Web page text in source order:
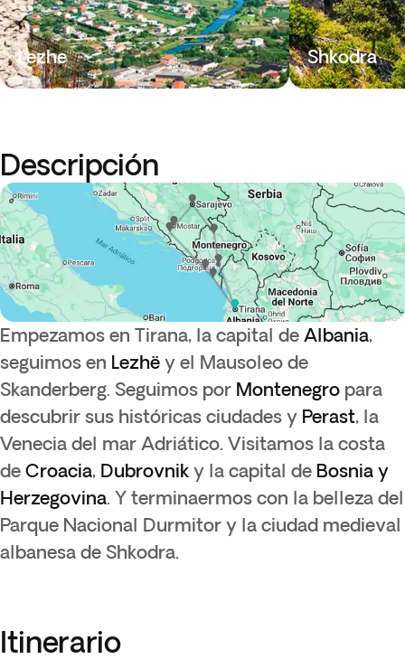
Lezhe Shkodra
Descripción
Empezamos en Tirana, la capital de Albania,
seguimos en Lezhë y el Mausoleo de
Skanderberg. Seguimos por Montenegro para
descubrir sus históricas ciudades y Perast, la
Venecia del mar Adriático. Visitamos la costa
de Croacia, Dubrovnik y la capital de Bosnia y
Herzegovina. Y terminaermos con la belleza del
Parque Nacional Durmitor y la ciudad medieval
albanesa de Shkodra.
Itinerario